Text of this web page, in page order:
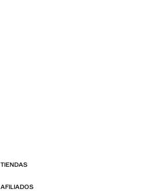
TIENDAS
AFILIADOS